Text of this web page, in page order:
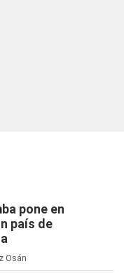
pone en
país de
Osán